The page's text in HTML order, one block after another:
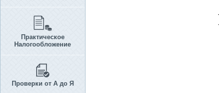
Практическое
Налогообложение
Проверки от А до Я